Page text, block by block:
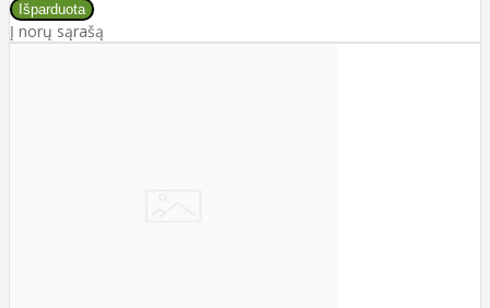
Į norų sąrašą